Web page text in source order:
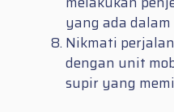
yang ada
Nikmati
dengan unit
supir yang